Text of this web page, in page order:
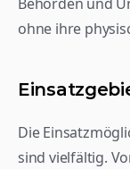
ohne ihre
Die
sind vielfältig.